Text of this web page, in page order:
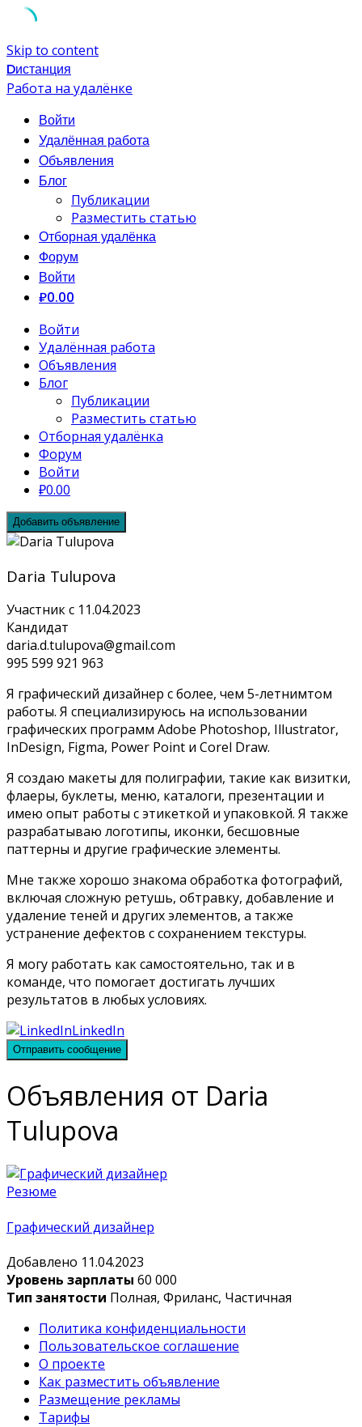
Skip to content
Dистанция
Работа на удалёнке
Войти
Удалённая работа
Объявления
Блог
Публикации
Разместить статью
Отборная удалёнка
Форум
Войти
₽0.00
Войти
Удалённая работа
Объявления
Блог
Публикации
Разместить статью
Отборная удалёнка
Форум
Войти
₽0.00
Добавить объявление
Daria Tulupova
Участник с 11.04.2023
Кандидат
daria.d.tulupova@gmail.com
995 599 921 963
Я графический дизайнер с более, чем 5-летнимтом
работы. Я специализируюсь на использовании
графических программ Adobe Photoshop, Illustrator,
InDesign, Figma, Power Point и Corel Draw.
Я создаю макеты для полиграфии, такие как визитки,
флаеры, буклеты, меню, каталоги, презентации и
имею опыт работы с этикеткой и упаковкой. Я также
разрабатываю логотипы, иконки, бесшовные
паттерны и другие графические элементы.
Мне также хорошо знакома обработка фотографий,
включая сложную ретушь, обтравку, добавление и
удаление теней и других элементов, а также
устранение дефектов с сохранением текстуры.
Я могу работать как самостоятельно, так и в
команде, что помогает достигать лучших
результатов в любых условиях.
LinkedIn
Отправить сообщение
Объявления от Daria
Tulupova
Резюме
Графический дизайнер
Добавлено 11.04.2023
Уровень зарплаты 60 000
Тип занятости Полная, Фриланс, Частичная
Политика конфиденциальности
Пользовательское соглашение
О проекте
Как разместить объявление
Размещение рекламы
Тарифы